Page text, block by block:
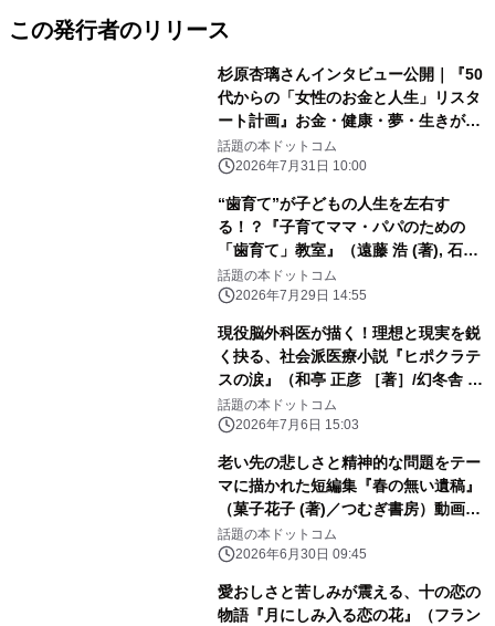
この発行者のリリース
杉原杏璃さんインタビュー公開｜『50
代からの「女性のお金と人生」リスタ
ート計画』お金・健康・夢・生きがい
を語る
話題の本ドットコム
2026年7月31日 10:00
“歯育て”が子どもの人生を左右す
る！？『子育てママ・パパのための
「歯育て」教室』（遠藤 浩 (著), 石崎
勉 (著)/幻冬舎）動画公開！
話題の本ドットコム
2026年7月29日 14:55
現役脳外科医が描く！理想と現実を鋭
く抉る、社会派医療小説『ヒポクラテ
スの涙』（和亭 正彦 ［著］/幻冬舎 ）
動画公開！
話題の本ドットコム
2026年7月6日 15:03
老い先の悲しさと精神的な問題をテー
マに描かれた短編集『春の無い遺稿』
（菓子花子 (著)／つむぎ書房）動画公
開！
話題の本ドットコム
2026年6月30日 09:45
愛おしさと苦しみが震える、十の恋の
物語『月にしみ入る恋の花』（フラン